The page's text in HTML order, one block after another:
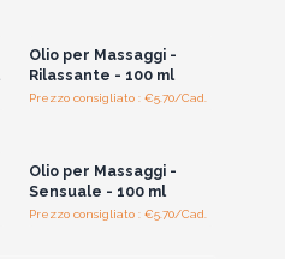
Olio per Massaggi -
Rilassante - 100 ml
Prezzo consigliato : €5.70/Cad.
Olio per Massaggi -
Sensuale - 100 ml
Prezzo consigliato : €5.70/Cad.